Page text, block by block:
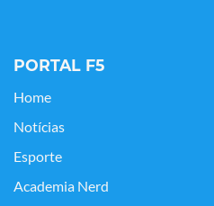
PORTAL F5
Home
Notícias
Esporte
Academia Nerd